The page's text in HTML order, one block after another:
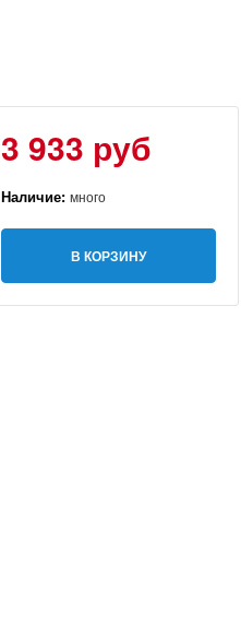
3 933 руб
Наличие: много
В КОРЗИНУ